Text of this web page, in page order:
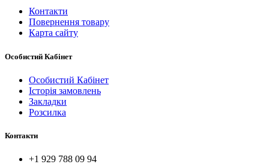
Контакти
Повернення товару
Карта сайту
Особистий Кабінет
Особистий Кабінет
Історія замовлень
Закладки
Розсилка
Контакти
+1 929 788 09 94